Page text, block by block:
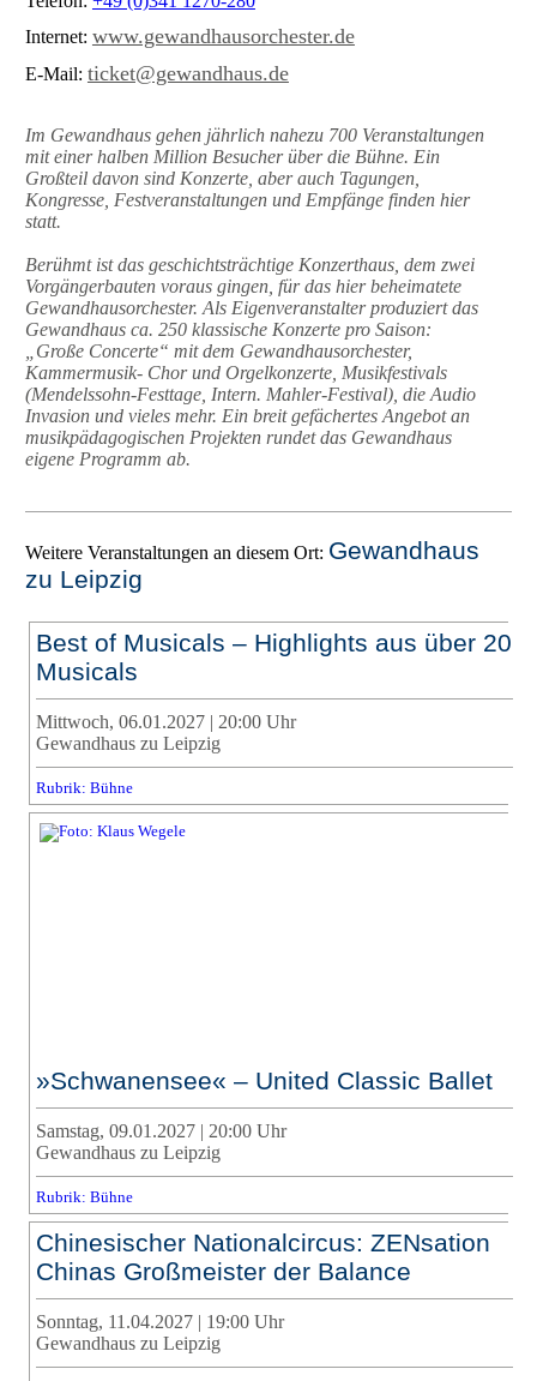
Internet: www.gewandhausorchester.de
E-Mail: ticket@gewandhaus.de
Im Gewandhaus gehen jährlich nahezu 700 Veranstaltungen
mit einer halben Million Besucher über die Bühne. Ein
Großteil davon sind Konzerte, aber auch Tagungen,
Kongresse, Festveranstaltungen und Empfänge finden hier
statt.
Berühmt ist das geschichtsträchtige Konzerthaus, dem zwei
Vorgängerbauten voraus gingen, für das hier beheimatete
Gewandhausorchester. Als Eigenveranstalter produziert das
Gewandhaus ca. 250 klassische Konzerte pro Saison:
„Große Concerte“ mit dem Gewandhausorchester,
Kammermusik- Chor und Orgelkonzerte, Musikfestivals
(Mendelssohn-Festtage, Intern. Mahler-Festival), die Audio
Invasion und vieles mehr. Ein breit gefächertes Angebot an
musikpädagogischen Projekten rundet das Gewandhaus
eigene Programm ab.
Weitere Veranstaltungen an diesem Ort: Gewandhaus
zu Leipzig
Best of Musicals – Highlights aus über 20
Musicals
Mittwoch, 06.01.2027 | 20:00 Uhr
Gewandhaus zu Leipzig
Rubrik: Bühne
»Schwanensee« – United Classic Ballet
Samstag, 09.01.2027 | 20:00 Uhr
Gewandhaus zu Leipzig
Rubrik: Bühne
Chinesischer Nationalcircus: ZENsation
Chinas Großmeister der Balance
Sonntag, 11.04.2027 | 19:00 Uhr
Gewandhaus zu Leipzig